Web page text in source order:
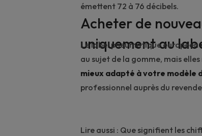
émettent 72 à 76 décibels.
Acheter de
uniquement au
Le label pneumatique
au sujet de la gomme, mais
mieux adapté à votre modèle
professionnel auprès du
Lire aussi : Que signifient les